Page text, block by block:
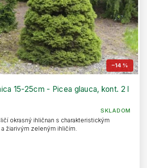
–14 %
15-25cm - Picea glauca, kont. 2 l
SKLADOM
okrasný ihličnan s charakteristickým
žiarivým zeleným ihličím.